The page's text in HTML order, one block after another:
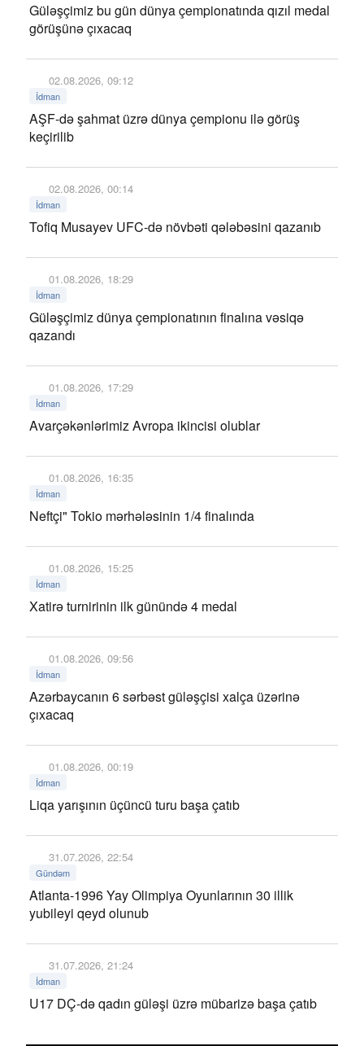
Güləşçimiz bu gün dünya çempionatında qızıl medal
görüşünə çıxacaq
02.08.2026, 09:12
İdman
AŞF-də şahmat üzrə dünya çempionu ilə görüş
keçirilib
02.08.2026, 00:14
İdman
Tofiq Musayev UFC-də növbəti qələbəsini qazanıb
01.08.2026, 18:29
İdman
Güləşçimiz dünya çempionatının finalına vəsiqə
qazandı
01.08.2026, 17:29
İdman
Avarçəkənlərimiz Avropa ikincisi olublar
01.08.2026, 16:35
İdman
Neftçi" Tokio mərhələsinin 1/4 finalında
01.08.2026, 15:25
İdman
Xatirə turnirinin ilk günündə 4 medal
01.08.2026, 09:56
İdman
Azərbaycanın 6 sərbəst güləşçisi xalça üzərinə
çıxacaq
01.08.2026, 00:19
İdman
Liqa yarışının üçüncü turu başa çatıb
31.07.2026, 22:54
Gündəm
Atlanta-1996 Yay Olimpiya Oyunlarının 30 illik
yubileyi qeyd olunub
31.07.2026, 21:24
İdman
U17 DÇ-də qadın güləşi üzrə mübarizə başa çatıb